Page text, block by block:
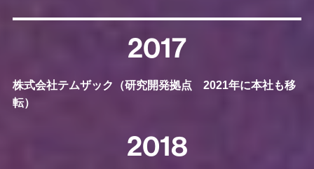
2017
株式会社テムザック（研究開発拠点 2021年に本社も移
転）
2018